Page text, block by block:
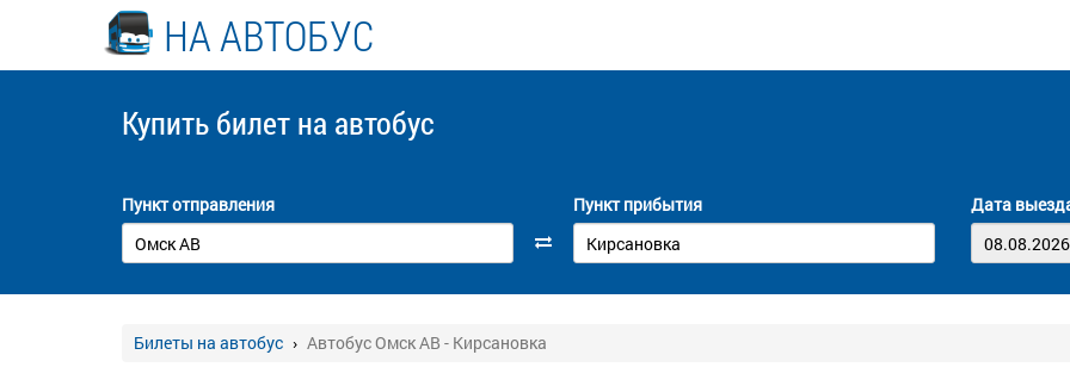
НА АВТОБУС
Купить билет на автобус
Пункт отправления Пункт прибытия Дата
Билеты на автобус Автобус Омск АВ - Кирсановка